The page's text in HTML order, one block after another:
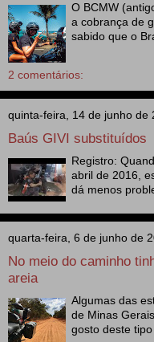
O BCMW
a cobrança de
sabido que o
2 comentários:
quinta-feira, 14 de junho de
Baús GIVI substituídos
Registro:
abril de 2016,
dá menos
quarta-feira, 6 de junho de
No meio do caminho
areia
Algumas das
de Minas
gosto deste